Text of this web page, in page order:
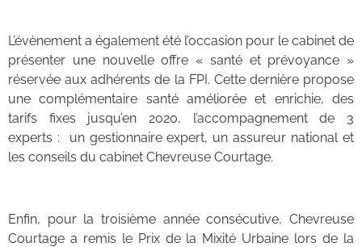
L’évènement a également été l’occasion pour le cabinet de
présenter une nouvelle offre « santé et prévoyance »
réservée aux adhérents de la FPI. Cette dernière propose
une complémentaire santé améliorée et enrichie, des
tarifs fixes jusqu’en 2020, l’accompagnement de 3
experts : un gestionnaire expert, un assureur national et
les conseils du cabinet Chevreuse Courtage.
Enfin, pour la troisième année consécutive, Chevreuse
Courtage a remis le Prix de la Mixité Urbaine lors de la